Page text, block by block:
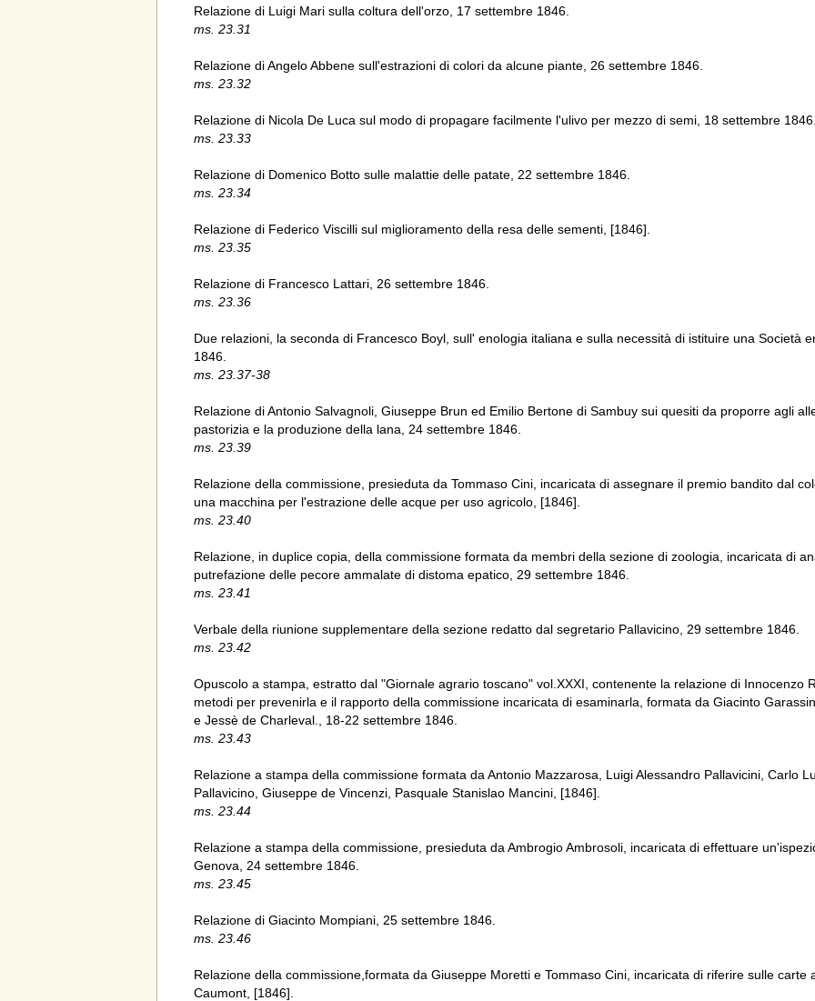
Relazione di Luigi Mari sulla coltura dell'orzo, 17 settembre 1846.
ms. 23.31
Relazione di Angelo Abbene sull'estrazioni di colori da alcune piante, 26 settembre 1846.
ms. 23.32
Relazione di Nicola De Luca sul modo di propagare facilmente l'ulivo per mezzo di semi, 18 settembre
ms. 23.33
Relazione di Domenico Botto sulle malattie delle patate, 22 settembre 1846.
ms. 23.34
Relazione di Federico Viscilli sul miglioramento della resa delle sementi, [1846].
ms. 23.35
Relazione di Francesco Lattari, 26 settembre 1846.
ms. 23.36
Due relazioni, la seconda di Francesco Boyl, sull' enologia italiana e sulla necessità di istituire una Società
1846.
ms. 23.37-38
Relazione di Antonio Salvagnoli, Giuseppe Brun ed Emilio Bertone di Sambuy sui quesiti da proporre agli
pastorizia e la produzione della lana, 24 settembre 1846.
ms. 23.39
Relazione della commissione, presieduta da Tommaso Cini, incaricata di assegnare il premio bandito dal
una macchina per l'estrazione delle acque per uso agricolo, [1846].
ms. 23.40
Relazione, in duplice copia, della commissione formata da membri della sezione di zoologia, incaricata di
putrefazione delle pecore ammalate di distoma epatico, 29 settembre 1846.
ms. 23.41
Verbale della riunione supplementare della sezione redatto dal segretario Pallavicino, 29 settembre 1846.
ms. 23.42
Opuscolo a stampa, estratto dal "Giornale agrario toscano" vol.XXXI, contenente la relazione di Innocenzo
metodi per prevenirla e il rapporto della commissione incaricata di esaminarla, formata da Giacinto
e Jessè de Charleval., 18-22 settembre 1846.
ms. 23.43
Relazione a stampa della commissione formata da Antonio Mazzarosa, Luigi Alessandro Pallavicini, Carlo
Pallavicino, Giuseppe de Vincenzi, Pasquale Stanislao Mancini, [1846].
ms. 23.44
Relazione a stampa della commissione, presieduta da Ambrogio Ambrosoli, incaricata di effettuare
Genova, 24 settembre 1846.
ms. 23.45
Relazione di Giacinto Mompiani, 25 settembre 1846.
ms. 23.46
Relazione della commissione,formata da Giuseppe Moretti e Tommaso Cini, incaricata di riferire sulle carte
Caumont, [1846].